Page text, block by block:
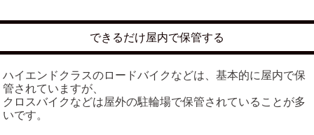
できるだけ屋内で保管する
ハイエンドクラスのロードバイクなどは、基本的に屋内で保
管されていますが、
クロスバイクなどは屋外の駐輪場で保管されていることが多
いです。